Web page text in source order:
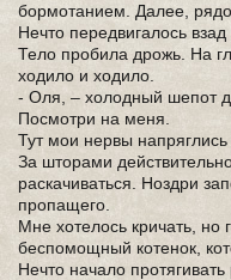
бормотанием. Далее,
Нечто передвигалось
Тело пробила дрожь. На
ходило и ходило.
- Оля, – холодный шепот
Посмотри на меня.
Тут мои нервы
За шторами
раскачиваться. Ноздри
пропащего.
Мне хотелось кричать, но
беспомощный котенок,
Нечто начало